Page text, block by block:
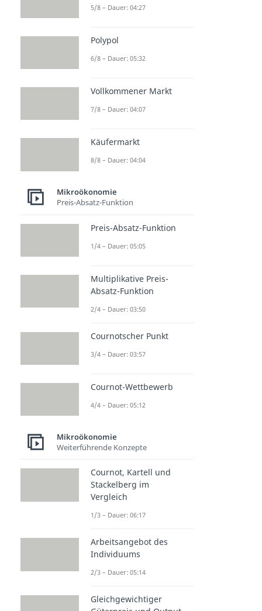
5/8 – Dauer: 04:27
Polypol
6/8 – Dauer: 05:32
Vollkommener Markt
7/8 – Dauer: 04:07
Käufermarkt
8/8 – Dauer: 04:04
Mikroökonomie
Preis-Absatz-Funktion
Preis-Absatz-Funktion
1/4 – Dauer: 05:05
Multiplikative Preis-
Absatz-Funktion
2/4 – Dauer: 03:50
Cournotscher Punkt
3/4 – Dauer: 03:57
Cournot-Wettbewerb
4/4 – Dauer: 05:12
Mikroökonomie
Weiterführende Konzepte
Cournot, Kartell und
Stackelberg im
Vergleich
1/3 – Dauer: 06:17
Arbeitsangebot des
Individuums
2/3 – Dauer: 05:14
Gleichgewichtiger